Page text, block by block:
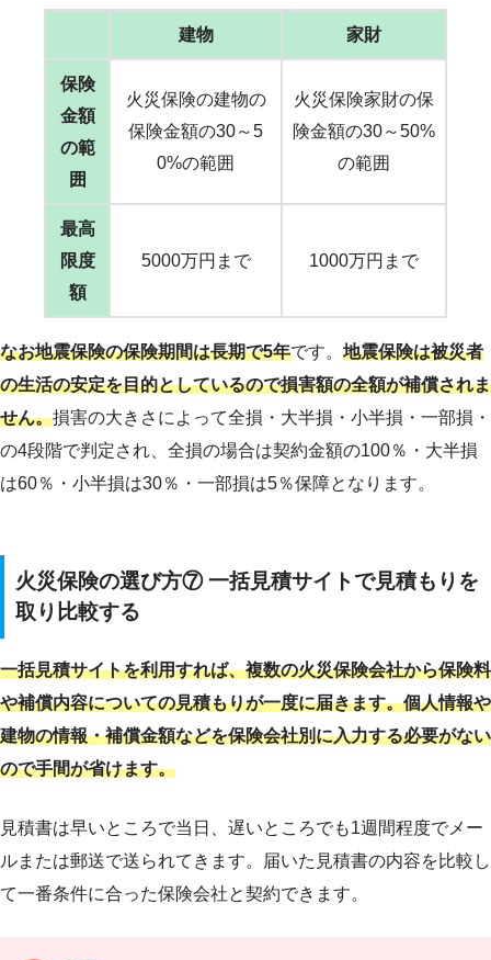
建物 家財
保険
金額
の範
囲
火災保険の建物の
保険金額の30～5
0%の範囲
火災保険家財の保
険金額の30～50%
の範囲
最高
限度
額
5000万円まで 1000万円まで
なお地震保険の保険期間は長期で5年です。 地震保険は被災者
の生活の安定を目的としているので損害額の全額が補償されま
せん。損害の大きさによって全損・大半損・小半損・一部損・
の4段階で判定され、全損の場合は契約金額の100％・大半損
は60％・小半損は30％・一部損は5％保障となります。
火災保険の選び方⑦一括見積サイトで見積もりを
取り比較する
一括見積サイトを利用すれば、複数の火災保険会社から保険料
や補償内容についての見積もりが一度に届きます。個人情報や
建物の情報・補償金額などを保険会社別に入力する必要がない
ので手間が省けます。
見積書は早いところで当日、遅いところでも1週間程度でメー
ルまたは郵送で送られてきます。届いた見積書の内容を比較し
て一番条件に合った保険会社と契約できます。